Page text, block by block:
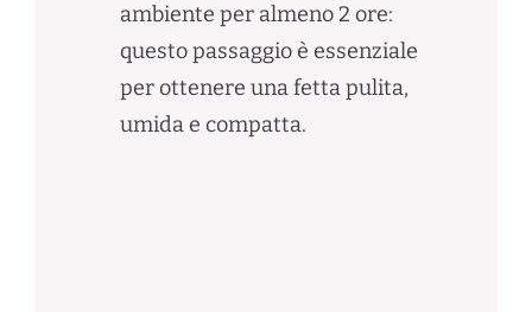
ambiente per almeno 2 ore:
questo passaggio è essenziale
per ottenere una fetta pulita,
umida e compatta.